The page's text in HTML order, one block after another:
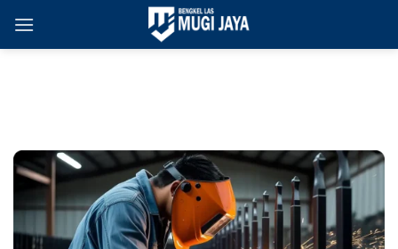
content